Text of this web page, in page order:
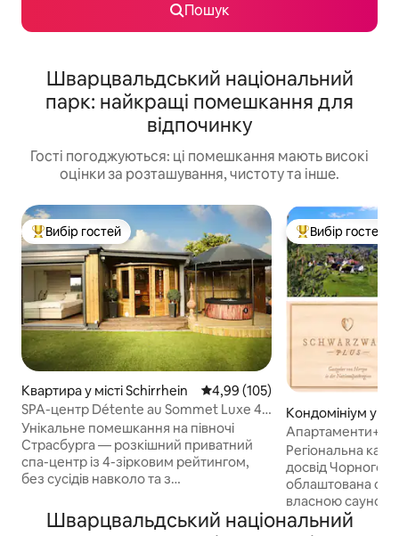
Пошук
Шварцвальдський національний
парк: найкращі помешкання для
відпочинку
Гості погоджуються: ці помешкання мають високі
оцінки за розташування, чистоту та інше.
Топ вибір гостей
Вибір гостей
Квартира у місті Schirrhein Середня оцінка: 4,99 з 5,
4,99 (105)
SPA-центр Détente au Sommet Luxe 4*
З краєвидом і приватним спа-центром
Унікальне помешкання на півночі
Страсбурга — розкішний приватний
спа-центр із 4-зірковим рейтингом,
без сусідів навколо та з
Чорний ліс, за 25 хвилин від
Страсбурга та Баден-Бадена, за
Топ вибір гостей
Вибір гостей
Кондомініум у
onn
картка гостя
Регіональна
досвід Чорного лісу!!! З
облаштована
власною
центрі Чорного
Шварцвальдський національний